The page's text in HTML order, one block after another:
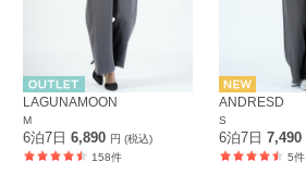
LAGUNAMOON
M
6泊7日 6,890 円 (税込)
158件
ANDRESD
S
6泊7日 7,490
5件